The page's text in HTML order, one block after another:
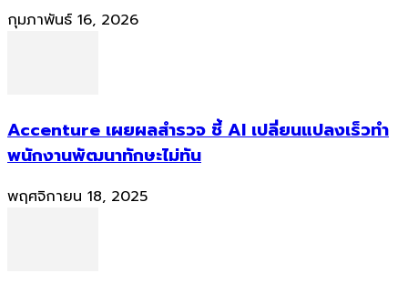
กุมภาพันธ์ 16, 2026
Accenture เผยผลสำรวจ ชี้ AI เปลี่ยนแปลงเร็วทำ
พนักงานพัฒนาทักษะไม่ทัน
พฤศจิกายน 18, 2025